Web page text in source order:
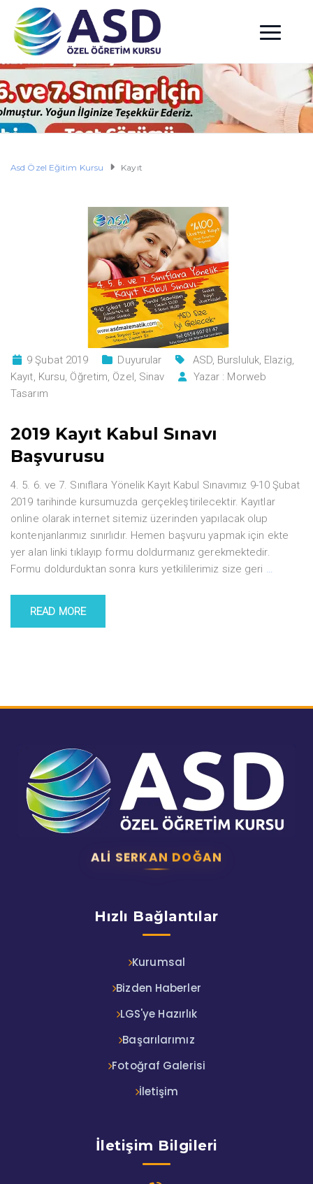
Asd Özel Eğitim Kursu Kayıt
9 Şubat 2019 Duyurular ASD, Bursluluk, Elazig,
Kayıt, Kursu, Öğretim, Özel, Sinav Yazar : Morweb
Tasarım
2019 Kayıt Kabul Sınavı
Başvurusu
4. 5. 6. ve 7. Sınıflara Yönelik Kayıt Kabul Sınavımız 9-10 Şubat
2019 tarihinde kursumuzda gerçekleştirilecektir. Kayıtlar
online olarak internet sitemiz üzerinden yapılacak olup
kontenjanlarımız sınırlıdır. Hemen başvuru yapmak için ekte
yer alan linki tıklayıp formu doldurmanız gerekmektedir.
Formu doldurduktan sonra kurs yetkililerimiz size geri …
READ MORE
ALI SERKAN DOĞAN
Hızlı Bağlantılar
Kurumsal
Bizden Haberler
LGS'ye Hazırlık
Başarılarımız
Fotoğraf Galerisi
İletişim
İletişim Bilgileri